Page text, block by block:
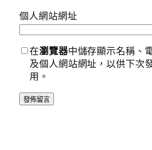
個人網站網址
在瀏覽器中儲存顯示名稱、
及個人網站網址，以供下次
用。